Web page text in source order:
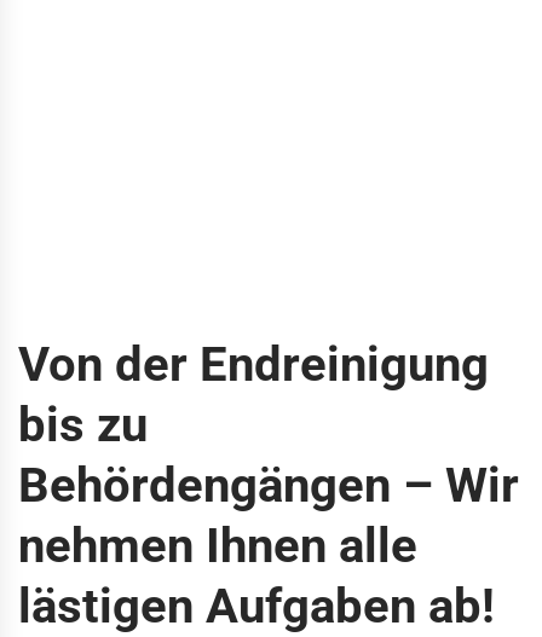
Von der Endreinigung
bis zu
Behördengängen – Wir
nehmen Ihnen alle
lästigen Aufgaben ab!